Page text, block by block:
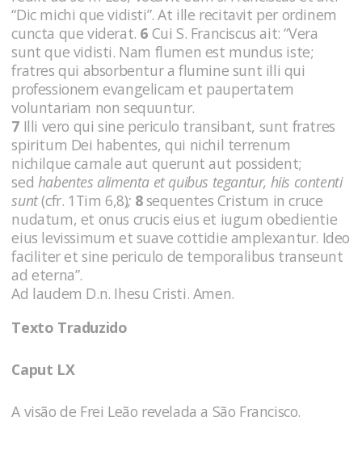
“Dic michi que vidisti”. At ille recitavit per ordinem
cuncta que viderat. 6 Cui S. Franciscus ait: “Vera
sunt que vidisti. Nam flumen est mundus iste;
fratres qui absorbentur a flumine sunt illi qui
professionem evangelicam et paupertatem
voluntariam non sequuntur.
7 Illi vero qui sine periculo transibant, sunt fratres
spiritum Dei habentes, qui nichil terrenum
nichilque carnale aut querunt aut possident;
sed habentes alimenta et quibus tegantur, hiis contenti
sunt(cfr. 1Tim 6,8); 8sequentes Cristum in cruce
nudatum, et onus crucis eius et iugum obedientie
eius levissimum et suave cottidie amplexantur. Ideo
faciliter et sine periculo de temporalibus transeunt
ad eterna”.
Ad laudem D.n. Ihesu Cristi. Amen.
Texto Traduzido
Caput LX
A visão de Frei Leão revelada a São Francisco.